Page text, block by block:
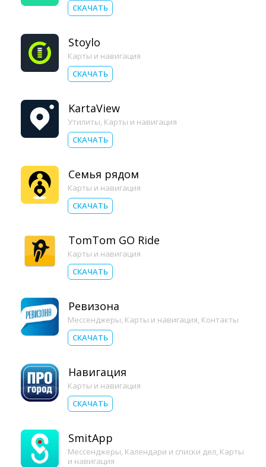
СКАЧАТЬ
Stoylo
Карты и навигация
СКАЧАТЬ
KartaView
Утилиты, Карты и навигация
СКАЧАТЬ
Семья рядом
Карты и навигация
СКАЧАТЬ
TomTom GO Ride
Карты и навигация
СКАЧАТЬ
Ревизона
Мессенджеры, Карты и навигация, Контакты
СКАЧАТЬ
Навигация
Карты и навигация
СКАЧАТЬ
SmitApp
Мессенджеры, Календари и списки дел, Карты
и навигация